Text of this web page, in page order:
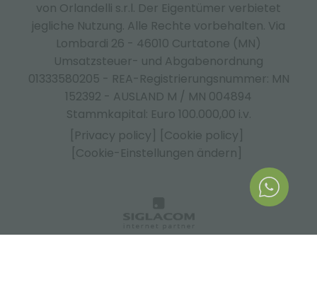
von Orlandelli s.r.l. Der Eigentümer verbietet
jegliche Nutzung. Alle Rechte vorbehalten. Via
Lombardi 26 - 46010 Curtatone (MN)
Umsatzsteuer- und Abgabenordnung
01333580205 - REA-Registrierungsnummer: MN
152392 - AUSLAND M / MN 004894
Stammkapital: Euro 100.000,00 i.v.
[Privacy policy]
[Cookie policy]
[Cookie-Einstellungen ändern]